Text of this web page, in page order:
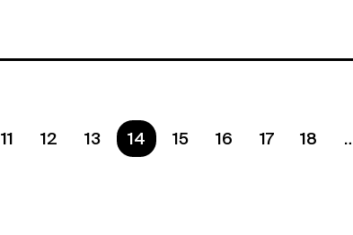
11 12 13 You are on page
14 15 16 17 18